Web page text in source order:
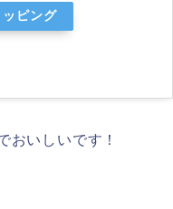
ピング
おいしいです！